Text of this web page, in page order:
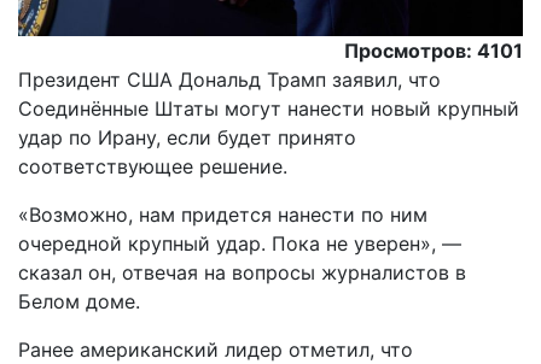
Просмотров: 4101
Президент США Дональд Трамп заявил, что
Соединённые Штаты могут нанести новый крупный
удар по Ирану, если будет принято
соответствующее решение.
«Возможно, нам придется нанести по ним
очередной крупный удар. Пока не уверен», —
сказал он, отвечая на вопросы журналистов в
Белом доме.
Ранее американский лидер отметил, что